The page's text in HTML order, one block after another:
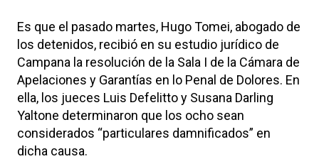
Es que el pasado martes, Hugo Tomei, abogado de
los detenidos, recibió en su estudio jurídico de
Campana la resolución de la Sala I de la Cámara de
Apelaciones y Garantías en lo Penal de Dolores. En
ella, los jueces Luis Defelitto y Susana Darling
Yaltone determinaron que los ocho sean
considerados “particulares damnificados” en
dicha causa.